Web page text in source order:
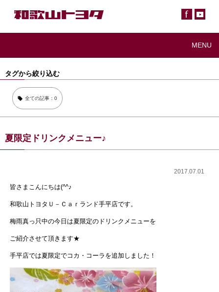
MENU
タグから絞り込む
全ての記事：0
夏限定ドリンクメニュー♪
2017.07.01
皆さまこんにちは(^^♪
和歌山トヨタＵ－Ｃａｒランド手平店です。
梅雨真っ只中の今日は夏限定のドリンクメニューを
ご紹介させて頂きます★
手平店では夏限定でコカ・コーラを追加しました！